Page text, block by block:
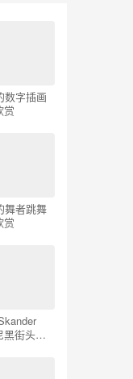
数字插画
赏
舞者跳舞
赏
黑街头摄